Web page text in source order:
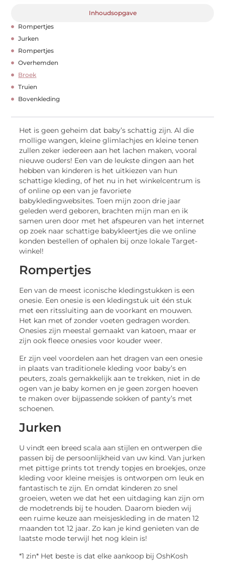
Inhoudsopgave
Rompertjes
Jurken
Rompertjes
Overhemden
Broek
Truien
Bovenkleding
Het is geen geheim dat baby’s schattig zijn. Al die
mollige wangen, kleine glimlachjes en kleine tenen
zullen zeker iedereen aan het lachen maken, vooral
nieuwe ouders! Een van de leukste dingen aan het
hebben van kinderen is het uitkiezen van hun
schattige kleding, of het nu in het winkelcentrum is
of online op een van je favoriete
babykledingwebsites. Toen mijn zoon drie jaar
geleden werd geboren, brachten mijn man en ik
samen uren door met het afspeuren van het internet
op zoek naar schattige babykleertjes die we online
konden bestellen of ophalen bij onze lokale Target-
winkel!
Rompertjes
Een van de meest iconische kledingstukken is een
onesie. Een onesie is een kledingstuk uit één stuk
met een ritssluiting aan de voorkant en mouwen.
Het kan met of zonder voeten gedragen worden.
Onesies zijn meestal gemaakt van katoen, maar er
zijn ook fleece onesies voor kouder weer.
Er zijn veel voordelen aan het dragen van een onesie
in plaats van traditionele kleding voor baby’s en
peuters, zoals gemakkelijk aan te trekken, niet in de
ogen van je baby komen en je geen zorgen hoeven
te maken over bijpassende sokken of panty’s met
schoenen.
Jurken
U vindt een breed scala aan stijlen en ontwerpen die
passen bij de persoonlijkheid van uw kind. Van jurken
met pittige prints tot trendy topjes en broekjes, onze
kleding voor kleine meisjes is ontworpen om leuk en
fantastisch te zijn. En omdat kinderen zo snel
groeien, weten we dat het een uitdaging kan zijn om
de modetrends bij te houden. Daarom bieden wij
een ruime keuze aan meisjeskleding in de maten 12
maanden tot 12 jaar. Zo kan je kind genieten van de
laatste mode terwijl het nog klein is!
*1 zin* Het beste is dat elke aankoop bij OshKosh